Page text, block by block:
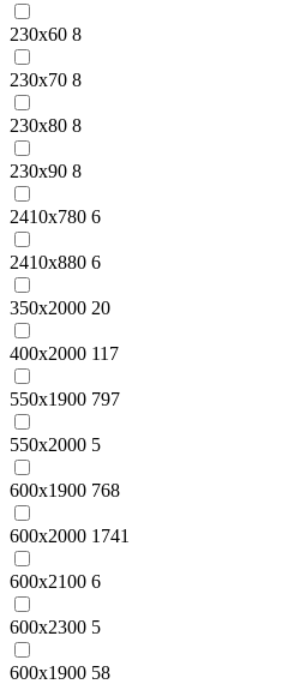
230x60 8
230x70 8
230x80 8
230x90 8
2410x780 6
2410x880 6
350x2000 20
400x2000 117
550x1900 797
550x2000 5
600x1900 768
600x2000 1741
600x2100 6
600x2300 5
600х1900 58